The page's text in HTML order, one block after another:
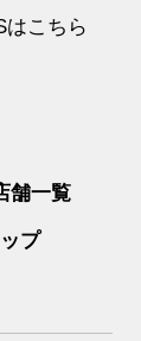
はこちら
舗一覧
プ